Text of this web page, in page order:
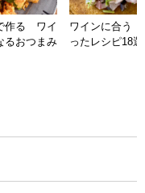
作る ワイ
るおつまみ
ワインに合う
ったレシピ18